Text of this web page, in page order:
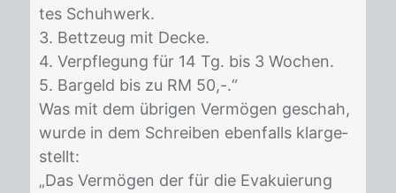
tes Schuh­werk.
3. Bett­zeug mit De­cke.
4. Ver­pfle­gung für 14 Tg. bis 3 Wo­chen.
5. Bar­geld bis zu RM 50,-.“
Was mit dem üb­ri­gen Ver­mö­gen ge­schah,
wur­de in dem Schrei­ben eben­falls klar­ge­
stellt:
„Das Ver­mö­gen der für die Eva­ku­ie­rung